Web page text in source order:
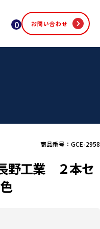
0 お問い合わせ
商品番号：GCE-2958
野工業 ２本セ